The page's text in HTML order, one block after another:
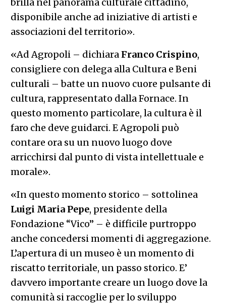
brilla nel panorama culturale cittadino,
disponibile anche ad iniziative di artisti e
associazioni del territorio».
«Ad Agropoli – dichiara Franco Crispino,
consigliere con delega alla Cultura e Beni
culturali – batte un nuovo cuore pulsante di
cultura, rappresentato dalla Fornace. In
questo momento particolare, la cultura è il
faro che deve guidarci. E Agropoli può
contare ora su un nuovo luogo dove
arricchirsi dal punto di vista intellettuale e
morale».
«In questo momento storico – sottolinea
Luigi Maria Pepe, presidente della
Fondazione “Vico” – è difficile purtroppo
anche concedersi momenti di aggregazione.
L’apertura di un museo è un momento di
riscatto territoriale, un passo storico. E’
davvero importante creare un luogo dove la
comunità si raccoglie per lo sviluppo